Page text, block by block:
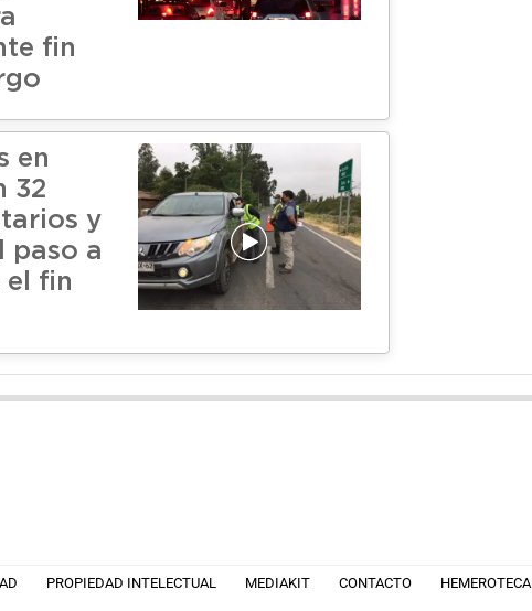
fin
en
32
y
paso a
el fin
PROPIEDAD INTELECTUAL MEDIAKIT CONTACTO HEMEROTECA